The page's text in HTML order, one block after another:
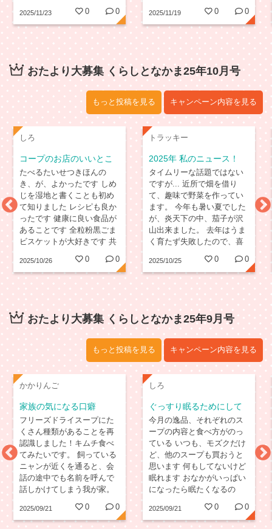
2025/11/23 0 0 2025/11/19 0 0
おたより大募集 くらしとなかま25年10月号
もっと投稿を見る キャンペーン内容を見る
しろ
コープのお店のいいとこ
ろ
たべるたいせつきほんの
き、が、よかったです しめ
じを湿地と書くことも初め
て知りました レシピも良か
ったです 健康に良い食品が
あることです 全粒粉黒ごま
ビスケットが大好きです 共
です 出してくださいね ハ
ム、ソーセージはコープ商
2025/10/26 0 0
トラッキー
2025年 私のニュース！
タイムリーな話題ではない
ですが... 近所で畑を借り
て、趣味で野菜を作ってい
ます。 今年も暑い夏でした
が、炎天下の中、茄子が沢
山出来ました。 去年はうま
く育たず失敗したので、喜
作った野菜は愛らしく、味
も美味しく感じます。
2025/10/25 0 0
おたより大募集 くらしとなかま25年9月号
もっと投稿を見る キャンペーン内容を見る
かかりんご
家族の気になる口癖
フリーズドライスープにた
くさん種類があることを再
認識しました！キムチ食べ
てみたいです。 飼っている
ニャンが近くを通ると、会
話の途中でも名前を呼んで
話しかけてしまう我が家。
ゃーん」が口癖になってい
ます。
2025/09/21 0 0
しろ
ぐっすり眠るためにして
いること
今月の逸品、それぞれのス
ープの内容と食べ方がのっ
ている いつも、モズクだけ
ど、他のスープも買おうと
思います 何もしてないけど
眠れます おなかがいっぱい
になったら眠たくなるの
くても睡魔に負けます
2025/09/21 0 0